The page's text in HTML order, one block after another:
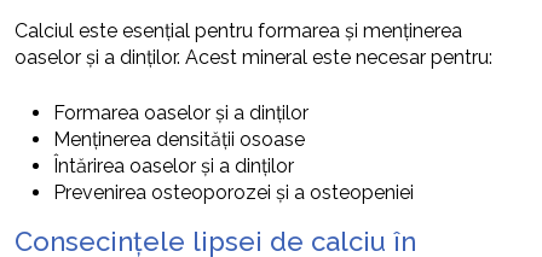
Calciul este esențial pentru formarea și menținerea
oaselor și a dinților. Acest mineral este necesar pentru:
Formarea oaselor și a dinților
Menținerea densității osoase
Întărirea oaselor și a dinților
Prevenirea osteoporozei și a osteopeniei
Consecințele lipsei de calciu în